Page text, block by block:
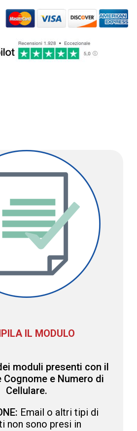
IL MODULO
moduli presenti con il
Cognome e Numero di
Cellulare.
Email o altri tipi di
non sono presi in